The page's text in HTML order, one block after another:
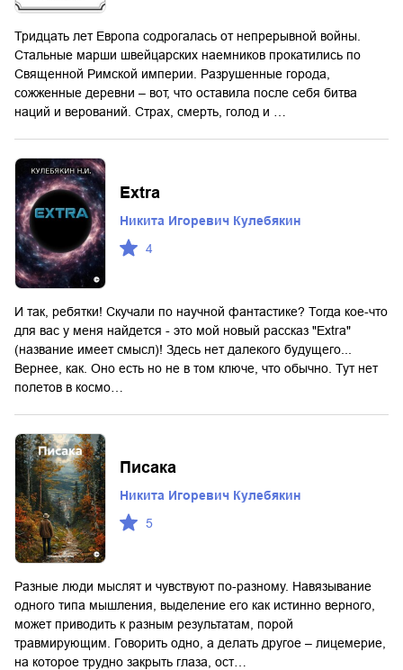
Тридцать лет Европа содрогалась от непрерывной войны.
Стальные марши швейцарских наемников прокатились по
Священной Римской империи. Разрушенные города,
сожженные деревни – вот, что оставила после себя битва
наций и верований. Страх, смерть, голод и …
Extra
Никита Игоревич Кулебякин
4
И так, ребятки! Скучали по научной фантастике? Тогда кое-что
для вас у меня найдется - это мой новый рассказ "Extra"
(название имеет смысл)! Здесь нет далекого будущего...
Вернее, как. Оно есть но не в том ключе, что обычно. Тут нет
полетов в космо…
Писака
Никита Игоревич Кулебякин
5
Разные люди мыслят и чувствуют по-разному. Навязывание
одного типа мышления, выделение его как истинно верного,
может приводить к разным результатам, порой
травмирующим. Говорить одно, а делать другое – лицемерие,
на которое трудно закрыть глаза, ост…